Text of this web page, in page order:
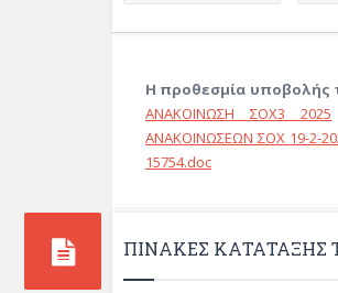
Η προθεσμία υποβολής
ΑΝΑΚΟΙΝΩΣΗ ΣΟΧ3 2025
ΑΝΑΚΟΙΝΩΣΕΩΝ ΣΟΧ 19-2-
15754.doc
ΠΙΝΑΚΕΣ ΚΑΤΑΤΑΞΗΣ